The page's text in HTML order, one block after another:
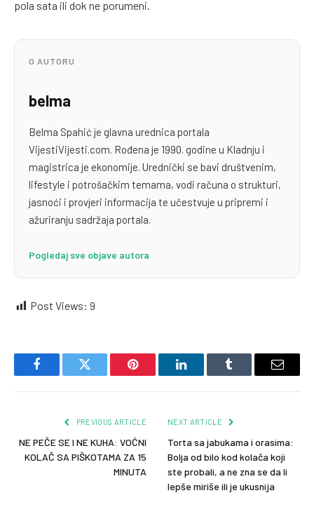
pola sata ili dok ne porumeni.
O AUTORU
belma
Belma Spahić je glavna urednica portala
VijestiVijesti.com. Rođena je 1990. godine u Kladnju i
magistrica je ekonomije. Urednički se bavi društvenim,
lifestyle i potrošačkim temama, vodi računa o strukturi,
jasnoći i provjeri informacija te učestvuje u pripremi i
ažuriranju sadržaja portala.
Pogledaj sve objave autora
Post Views: 9
FacebookTwitter Pinterest LinkedInTumblr Email
PREVIOUS ARTICLE
NE PEČE SE I NE KUHA: VOĆNI
KOLAČ SA PIŠKOTAMA ZA 15
MINUTA
NEXT ARTICLE
Torta sa jabukama i orasima:
Bolja od bilo kod kolača koji
ste probali, a ne zna se da li
lepše miriše ili je ukusnija